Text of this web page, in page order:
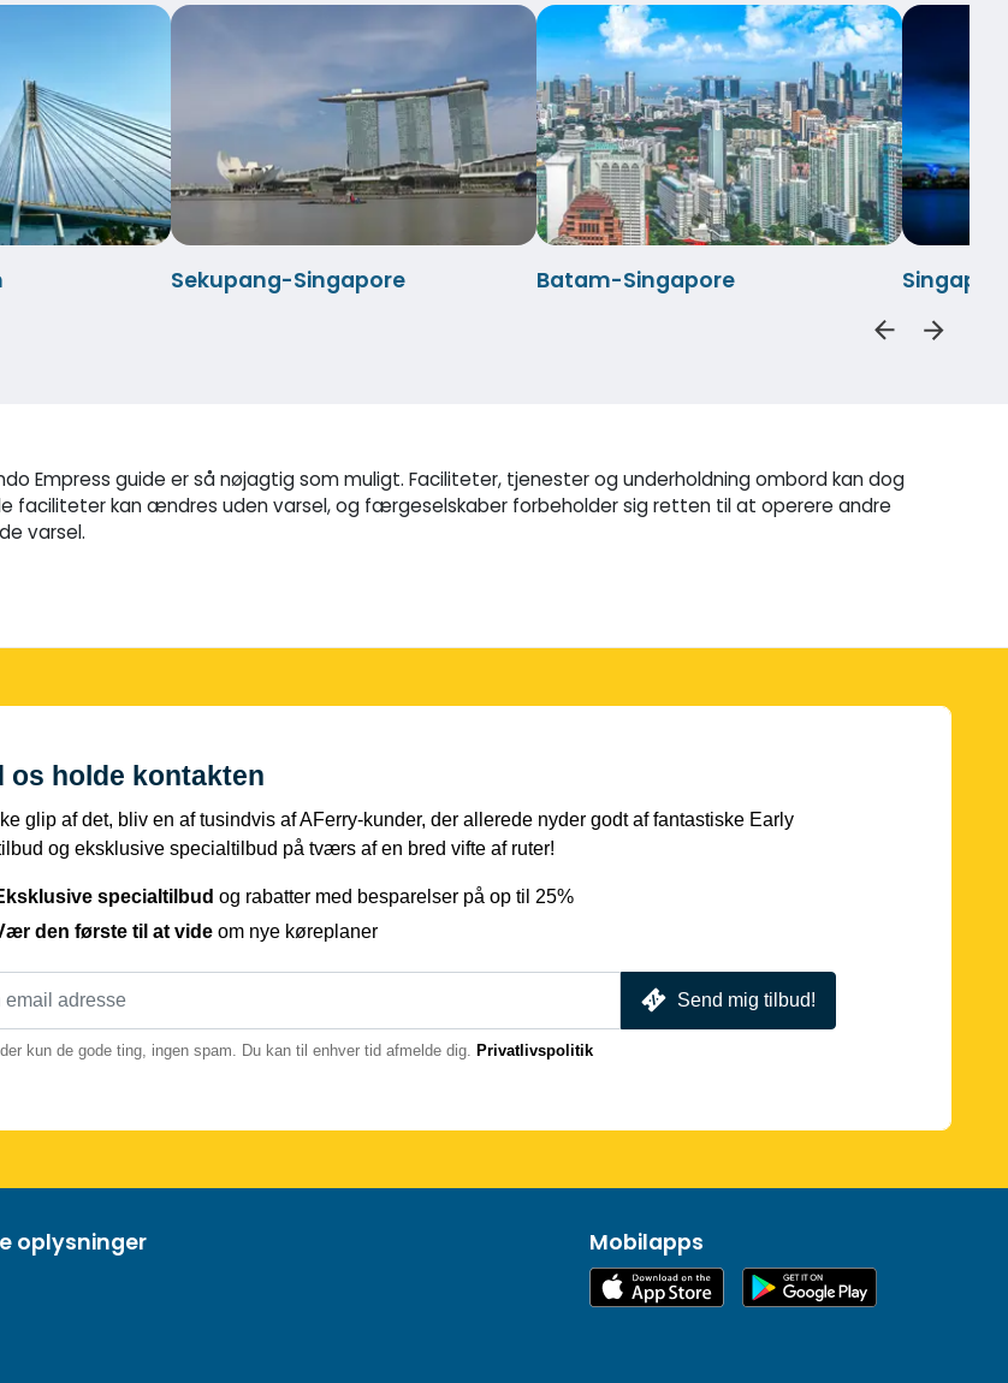
Sekupang-Singapore Batam-Singapore
Empress guide er så nøjagtig som muligt. Faciliteter, tjenester og underholdning ombord kan dog
faciliteter kan ændres uden varsel, og færgeselskaber forbeholder sig retten til at operere andre
varsel.
os holde kontakten
glip af det, bliv en af tusindvis af AFerry-kunder, der allerede nyder godt af fantastiske Early
og eksklusive specialtilbud på tværs af en bred vifte af ruter!
specialtilbud og rabatter med besparelser på op til 25%
den første til at vide om nye køreplaner
Send mig tilbud!
kun de gode ting, ingen spam. Du kan til enhver tid afmelde dig. Privatlivspolitik
oplysninger Mobilapps